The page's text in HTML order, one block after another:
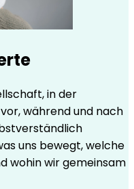
in der
während und nach
uns bewegt, welche
wohin wir gemeinsam